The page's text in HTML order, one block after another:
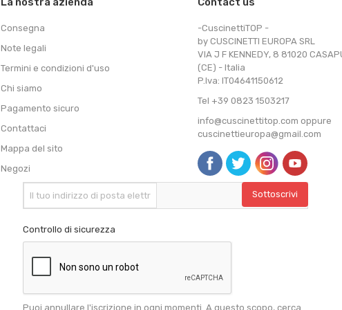
Consegna
Note legali
Termini e condizioni d'uso
Chi siamo
Pagamento sicuro
Contattaci
Mappa del sito
Negozi
-CuscinettiTOP -
by CUSCINETTI EUROPA SRL
VIA J F KENNEDY, 8 81020
(CE) - Italia
P.Iva: IT04641150612
Tel +39 0823 1503217
info@cuscinettitop.com oppure
cuscinettieuropa@gmail.com
Controllo di sicurezza
Puoi annullare l'iscrizione in ogni momenti. A questo scopo, cerca